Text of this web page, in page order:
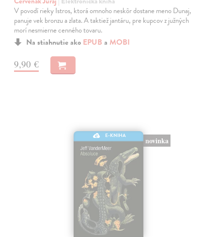
V povodí rieky Istros, ktorá omnoho neskôr dostane meno Dunaj,
panuje vek bronzu a zlata. A taktiež jantáru, pre kupcov z južných
morí nesmierne cenného tovaru.
Na stiahnutie ako EPUB a MOBI
9,90 €
E-KNIHA
novinka